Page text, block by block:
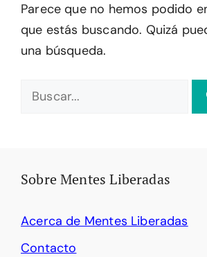
Parece que no hemos podido
que estás buscando. Quizá
una búsqueda.
Buscar:
Sobre Mentes Liberadas
Acerca de Mentes Liberadas
Contacto